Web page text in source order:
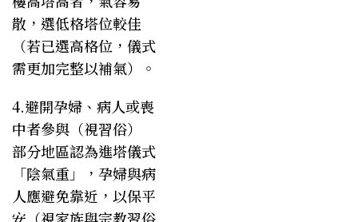
散，選低格塔位較佳
（若已選高格位，儀式
需更加完整以補氣）。
4.避開孕婦、病人或喪
中者參與（視習俗）
部分地區認為進塔儀式
「陰氣重」，孕婦與病
人應避免靠近，以保平
安（視家族與宗教習俗